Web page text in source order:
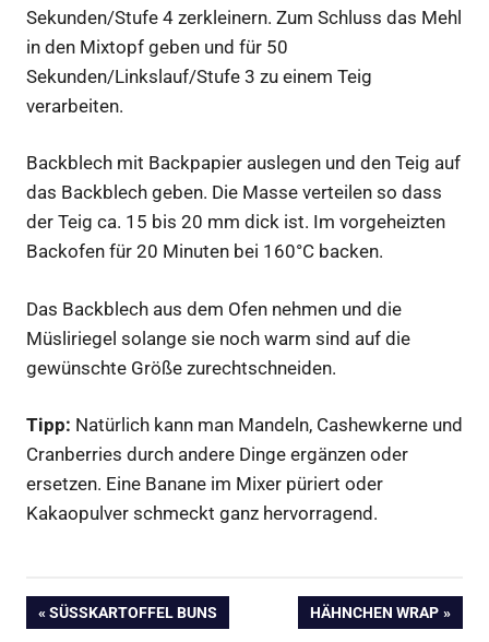
Sekunden/Stufe 4 zerkleinern. Zum Schluss das Mehl
in den Mixtopf geben und für 50
Sekunden/Linkslauf/Stufe 3 zu einem Teig
verarbeiten.
Backblech mit Backpapier auslegen und den Teig auf
das Backblech geben. Die Masse verteilen so dass
der Teig ca. 15 bis 20 mm dick ist. Im vorgeheizten
Backofen für 20 Minuten bei 160°C backen.
Das Backblech aus dem Ofen nehmen und die
Müsliriegel solange sie noch warm sind auf die
gewünschte Größe zurechtschneiden.
Tipp: Natürlich kann man Mandeln, Cashewkerne und
Cranberries durch andere Dinge ergänzen oder
ersetzen. Eine Banane im Mixer püriert oder
Kakaopulver schmeckt ganz hervorragend.
Snacks
Beitragsnavigation
VORHERIGER
SÜSSKARTOFFEL BUNS
NÄCHSTER
HÄHNCHEN WRAP